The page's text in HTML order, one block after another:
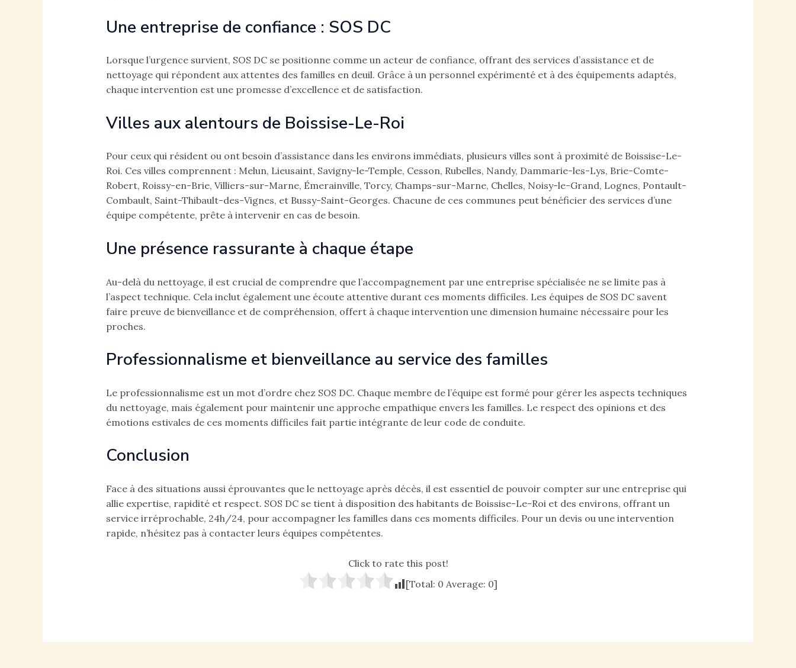
Une entreprise de confiance : SOS DC
Lorsque l’urgence survient, SOS DC se positionne comme un acteur de confiance, offrant des services d’assistance et de
nettoyage qui répondent aux attentes des familles en deuil. Grâce à un personnel expérimenté et à des équipements adaptés,
chaque intervention est une promesse d’excellence et de satisfaction.
Villes aux alentours de Boissise-Le-Roi
Pour ceux qui résident ou ont besoin d’assistance dans les environs immédiats, plusieurs villes sont à proximité de Boissise-Le-
Roi. Ces villes comprennent : Melun, Lieusaint, Savigny-le-Temple, Cesson, Rubelles, Nandy, Dammarie-les-Lys, Brie-Comte-
Robert, Roissy-en-Brie, Villiers-sur-Marne, Émerainville, Torcy, Champs-sur-Marne, Chelles, Noisy-le-Grand, Lognes, Pontault-
Combault, Saint-Thibault-des-Vignes, et Bussy-Saint-Georges. Chacune de ces communes peut bénéficier des services d’une
équipe compétente, prête à intervenir en cas de besoin.
Une présence rassurante à chaque étape
Au-delà du nettoyage, il est crucial de comprendre que l’accompagnement par une entreprise spécialisée ne se limite pas à
l’aspect technique. Cela inclut également une écoute attentive durant ces moments difficiles. Les équipes de SOS DC savent
faire preuve de bienveillance et de compréhension, offert à chaque intervention une dimension humaine nécessaire pour les
proches.
Professionnalisme et bienveillance au service des familles
Le professionnalisme est un mot d’ordre chez SOS DC. Chaque membre de l’équipe est formé pour gérer les aspects techniques
du nettoyage, mais également pour maintenir une approche empathique envers les familles. Le respect des opinions et des
émotions estivales de ces moments difficiles fait partie intégrante de leur code de conduite.
Conclusion
Face à des situations aussi éprouvantes que le nettoyage après décès, il est essentiel de pouvoir compter sur une entreprise qui
allie expertise, rapidité et respect. SOS DC se tient à disposition des habitants de Boissise-Le-Roi et des environs, offrant un
service irréprochable, 24h/24, pour accompagner les familles dans ces moments difficiles. Pour un devis ou une intervention
rapide, n’hésitez pas à contacter leurs équipes compétentes.
Click to rate this post!
[Total: 0 Average: 0]